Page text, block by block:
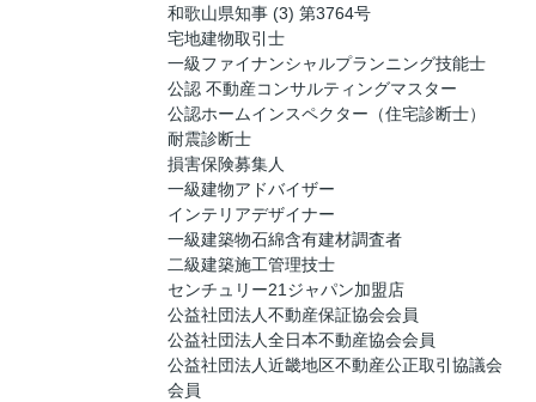
和歌山県知事 (3) 第3764号
宅地建物取引士
一級ファイナンシャルプランニング技能士
公認 不動産コンサルティングマスター
公認ホームインスペクター（住宅診断士）
耐震診断士
損害保険募集人
一級建物アドバイザー
インテリアデザイナー
一級建築物石綿含有建材調査者
二級建築施工管理技士
センチュリー21ジャパン加盟店
公益社団法人不動産保証協会会員
公益社団法人全日本不動産協会会員
公益社団法人近畿地区不動産公正取引協議会
会員